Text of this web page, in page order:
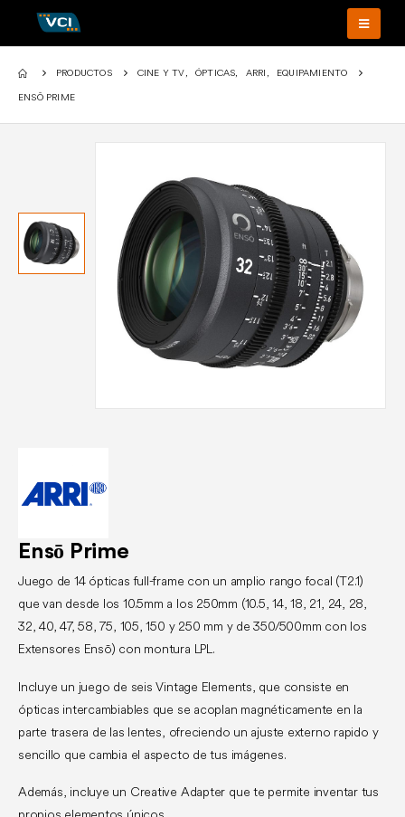
PRODUCTOS CINE Y TV, ÓPTICAS, ARRI , EQUIPAMIENTO
ENSŌ PRIME
Ensō Prime
Juego de 14 ópticas full-frame con un amplio rango focal (T2.1)
que van desde los 10.5mm a los 250mm (10.5, 14, 18, 21, 24, 28,
32, 40, 47, 58, 75, 105, 150 y 250 mm y de 350/500mm con los
Extensores Ensō) con montura LPL.
Incluye un juego de seis Vintage Elements, que consiste en
ópticas intercambiables que se acoplan magnéticamente en la
parte trasera de las lentes, ofreciendo un ajuste externo rapido y
sencillo que cambia el aspecto de tus imágenes.
Además, incluye un Creative Adapter que te permite inventar tus